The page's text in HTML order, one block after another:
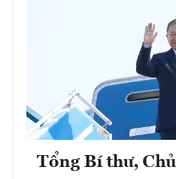
Tổng Bí thư,